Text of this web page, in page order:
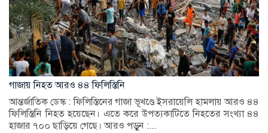
গাজায় নিহত আরও ৪৪ ফিলিস্তিনি
আন্তর্জাতিক ডেস্ক : ফিলিস্তিনের গাজা ভূখণ্ডে ইসরায়েলি হামলায় আরও ৪৪
ফিলিস্তিনি নিহত হয়েছেন। এতে করে উপত্যকাটিতে নিহতের সংখ্যা ৪৪
হাজার ৭০০ ছাড়িয়ে গেছে। আরও পড়ুন :...